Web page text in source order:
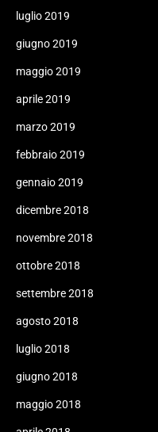
luglio 2019
giugno 2019
maggio 2019
aprile 2019
marzo 2019
febbraio 2019
gennaio 2019
dicembre 2018
novembre 2018
ottobre 2018
settembre 2018
agosto 2018
luglio 2018
giugno 2018
maggio 2018